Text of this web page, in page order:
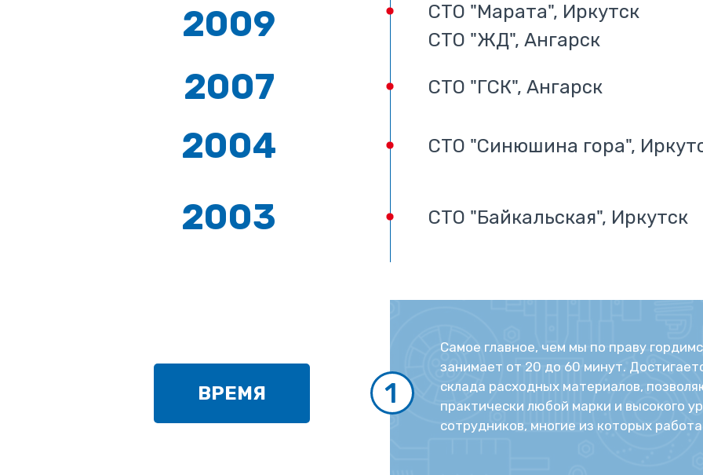
2009
СТО "Марата", Иркутск
СТО "ЖД", Ангарск
2007 СТО "ГСК", Ангарск
2004 СТО "Синюшина гора",
2003 СТО "Байкальская", Иркутск
ВРЕМЯ 1
Самое главное, чем мы по праву
занимает от 20 до 60 минут.
склада расходных материалов,
практически любой марки и высокого
сотрудников, многие из которых